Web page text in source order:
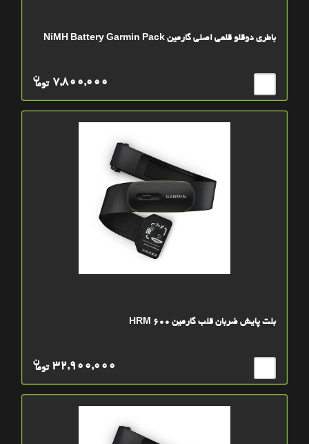
باطری دوقلو قلمی اصلی گارمین NiMH Battery Garmin Pack
توما
ن 7,800,000
بلت پایش ضربان قلب گارمین HRM 600
توما
ن 32,900,000